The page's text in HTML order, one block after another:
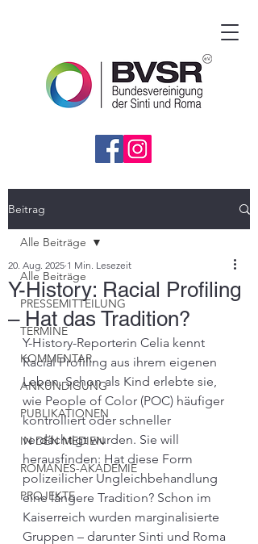
Beitrag
Alle Beiträge
PRESSEMITTEILUNG
TERMINE
KOMMENTAR
ANKÜNDIGUNG
PUBLIKATIONEN
IN DEN MEDIEN
ROMANES-AKADEMIE
PROJEKTE
Alle Beiträge
Y-History: Racial Profiling
– Hat das Tradition?
20. Aug. 2025 1 Min. Lesezeit
Y-History-Reporterin Celia kennt
Racial Profiling aus ihrem eigenen
Leben. Schon als Kind erlebte sie,
wie People of Color (POC) häufiger
kontrolliert oder schneller
verdächtigt wurden. Sie will
herausfinden: Hat diese Form
polizeilicher Ungleichbehandlung
eine längere Tradition? Schon im
Kaiserreich wurden marginalisierte
Gruppen – darunter Sinti und Roma